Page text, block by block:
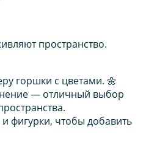
пространство.
горшки с цветами. 🌼
— отличный выбор
фигурки, чтобы добавить